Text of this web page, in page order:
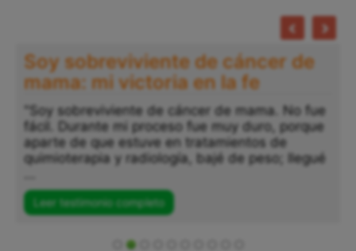
Soy sobreviviente de cáncer de
mama: mi victoria en la fe
"Soy sobreviviente de cáncer de mama. No fue
fácil. Durante mi proceso fue muy duro, porque
aparte de que estuve en tratamientos de
quimioterapia y radiología, bajé de peso; llegué
Leer testimonio completo